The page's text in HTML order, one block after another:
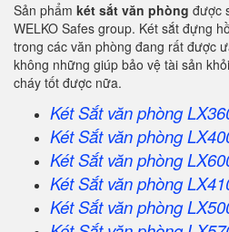
Sản phẩm két sắt văn phòng được
WELKO Safes group. Két sắt đựng
trong các văn phòng đang rất được
không những giúp bảo vệ tài sản
cháy tốt được nữa.
Két Sắt văn phòng
Két Sắtvăn phòng
Két Sắtvăn phòng
Két Sắtvăn phòng
Két Sắtvăn phòng